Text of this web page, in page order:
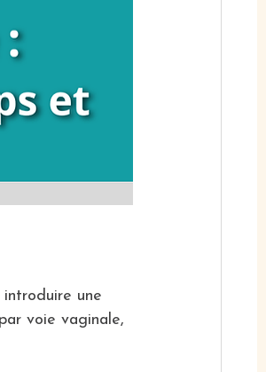
une
voie vaginale,